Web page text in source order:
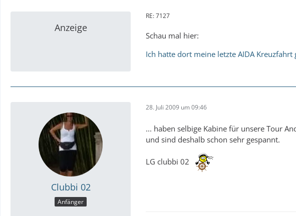
Anzeige
RE: 7127
Schau mal hier:
Ich hatte dort meine letzte AIDA
Clubbi 02
Anfänger
28. Juli 2009 um 09:46
... haben selbige Kabine für unsere Tour
und sind deshalb schon sehr gespannt.
LG clubbi 02